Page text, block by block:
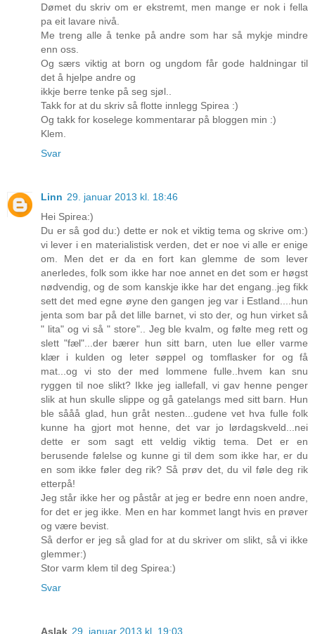
Dømet du skriv om er ekstremt, men mange er nok i fella
pa eit lavare nivå.
Me treng alle å tenke på andre som har så mykje mindre
enn oss.
Og særs viktig at born og ungdom får gode haldningar til
det å hjelpe andre og
ikkje berre tenke på seg sjøl..
Takk for at du skriv så flotte innlegg Spirea :)
Og takk for koselege kommentarar på bloggen min :)
Klem.
Svar
Linn 29. januar 2013 kl. 18:46
Hei Spirea:)
Du er så god du:) dette er nok et viktig tema og skrive om:)
vi lever i en materialistisk verden, det er noe vi alle er enige
om. Men det er da en fort kan glemme de som lever
anerledes, folk som ikke har noe annet en det som er høgst
nødvendig, og de som kanskje ikke har det engang..jeg fikk
sett det med egne øyne den gangen jeg var i Estland....hun
jenta som bar på det lille barnet, vi sto der, og hun virket så
" lita" og vi så " store".. Jeg ble kvalm, og følte meg rett og
slett "fæl"...der bærer hun sitt barn, uten lue eller varme
klær i kulden og leter søppel og tomflasker for og få
mat...og vi sto der med lommene fulle..hvem kan snu
ryggen til noe slikt? Ikke jeg iallefall, vi gav henne penger
slik at hun skulle slippe og gå gatelangs med sitt barn. Hun
ble sååå glad, hun gråt nesten...gudene vet hva fulle folk
kunne ha gjort mot henne, det var jo lørdagskveld...nei
dette er som sagt ett veldig viktig tema. Det er en
berusende følelse og kunne gi til dem som ikke har, er du
en som ikke føler deg rik? Så prøv det, du vil føle deg rik
etterpå!
Jeg står ikke her og påstår at jeg er bedre enn noen andre,
for det er jeg ikke. Men en har kommet langt hvis en prøver
og være bevist.
Så derfor er jeg så glad for at du skriver om slikt, så vi ikke
glemmer:)
Stor varm klem til deg Spirea:)
Svar
Aslak 29. januar 2013 kl. 19:03